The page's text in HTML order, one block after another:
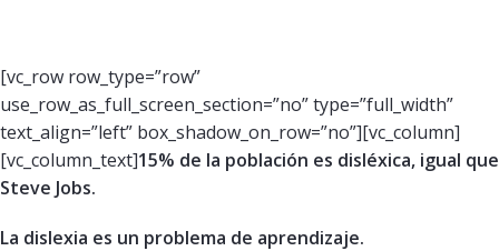
[vc_row row_type=”row”
use_row_as_full_screen_section=”no” type=”full_width”
text_align=”left” box_shadow_on_row=”no”][vc_column]
[vc_column_text]15% de la población es disléxica, igual que
Steve Jobs.
La dislexia es un problema de aprendizaje.